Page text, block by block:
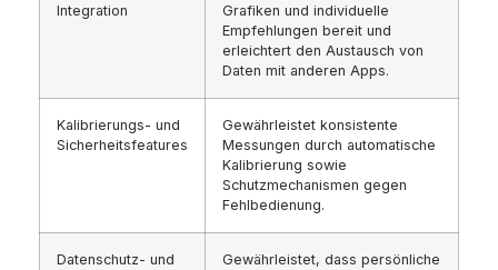
Integration
Grafiken und individuelle
Empfehlungen bereit und
erleichtert den Austausch von
Daten mit anderen Apps.
Kalibrierungs- und
Sicherheitsfeatures
Gewährleistet konsistente
Messungen durch automatische
Kalibrierung sowie
Schutzmechanismen gegen
Fehlbedienung.
Datenschutz- und
Gewährleistet, dass persönliche